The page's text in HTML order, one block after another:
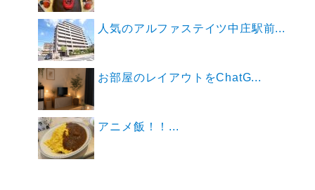
人気のアルファステイツ中庄駅前...
お部屋のレイアウトをChatG...
アニメ飯！！...